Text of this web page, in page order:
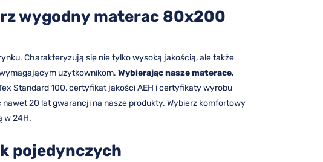
wygodny materac 80x200
Charakteryzują się nie tylko wysoką jakością, ale także
użytkownikom. Wybierając nasze materace,
Standard 100, certyfikat jakości AEH i certyfikaty wyrobu
20 lat gwarancji na nasze produkty. Wybierz komfortowy
w 24H.
pojedynczych